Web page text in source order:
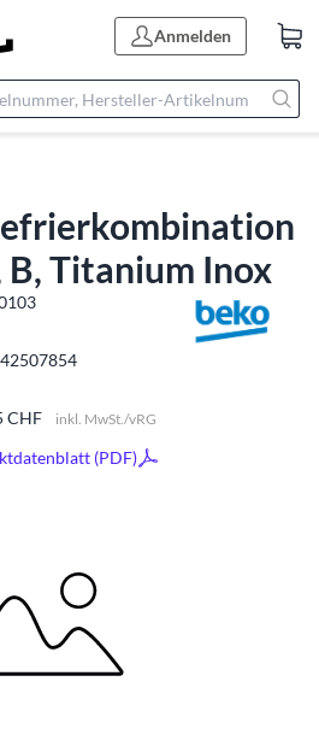
Anmelden
B, Titanium Inox
CHF inkl. MwSt./vRG
(PDF)